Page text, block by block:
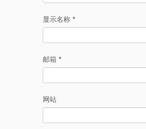
显示名称 *
邮箱 *
网站